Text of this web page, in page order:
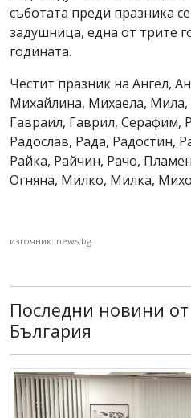
съботата преди празника
задушница, една от трите
годината.
Честит празник на Ангел,
Михайлина, Михаела, Мила,
Гавраил, Гаврил, Серафим,
Радослав, Рада, Радостин,
Райка, Райчин, Рачо,
Огняна, Милко, Милка,
източник: news.bg
Последни новини от
България